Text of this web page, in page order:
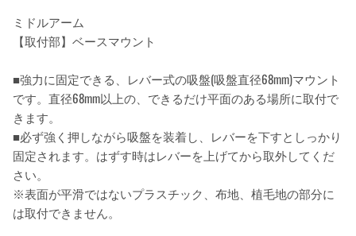
ミドルアーム
【取付部】ベースマウント
■強力に固定できる、レバー式の吸盤(吸盤直径68mm)マウント
です。直径68mm以上の、できるだけ平面のある場所に取付で
きます。
■必ず強く押しながら吸盤を装着し、レバーを下すとしっかり
固定されます。はずす時はレバーを上げてから取外してくだ
さい。
※表面が平滑ではないプラスチック、布地、植毛地の部分に
は取付できません。